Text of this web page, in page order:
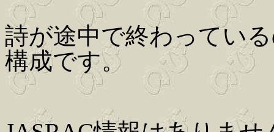
詩が途中で終わってい
構成です。